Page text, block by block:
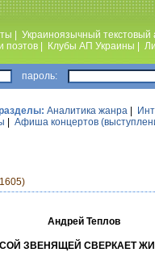
Украиноязычный текстовый
поэтов Клубы АП Украины
пароль:
Аналитика жанра
Афиша концертов
Андрей Теплов
ЗВЕНЯЩЕЙ СВЕРКАЕТ